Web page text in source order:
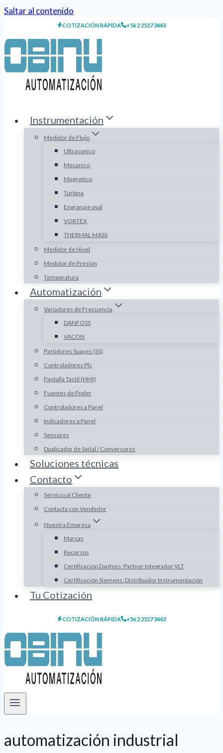
Saltar al contenido
COTIZACIÓN RÁPIDA +56 2 2527 3443
Instrumentación
Medidor de Flujo
Ultrasonico
Mecanico
Magnetico
Turbina
Engranaje oval
VORTEX
THERMAL MASS
Medidor de Nivel
Medidor de Presion
Temperatura
Automatización
Variadores de Frecuencia
DANFOSS
VACON
Partidores Suaves (SS)
Controladores Plc
Pantalla Tactil (HMI)
Fuentes de Poder
Controladores a Panel
Indicadores a Panel
Sensores
Duplicador de Señal / Conversores
Soluciones técnicas
Contacto
Servicio al Cliente
Contacta con Vendedor
Nuestra Empresa
Marcas
Recursos
Certificación Danfoss: Partner Integrador VLT
Certificación Siemens: Distribuidor Instrumentación
Tu Cotización
COTIZACIÓN RÁPIDA +56 2 2527 3443
automatización industrial